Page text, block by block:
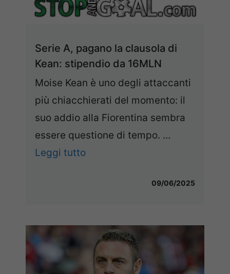
Serie A, pagano la clausola di
Kean: stipendio da 16MLN
Moise Kean è uno degli attaccanti
più chiacchierati del momento: il
suo addio alla Fiorentina sembra
essere questione di tempo. ...
Leggi tutto
09/06/2025